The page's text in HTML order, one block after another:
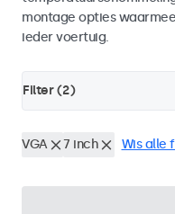
montage opties
ieder voertuig.
Filter (2)
VGA 7 inch Wis alle